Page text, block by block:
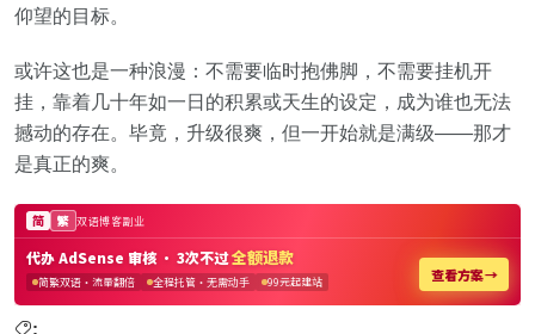
仰望的目标。
或许这也是一种浪漫：不需要临时抱佛脚，不需要挂机开
挂，靠着几十年如一日的积累或天生的设定，成为谁也无法
撼动的存在。毕竟，升级很爽，但一开始就是满级——那才
是真正的爽。
: